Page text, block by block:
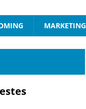
MARKETING